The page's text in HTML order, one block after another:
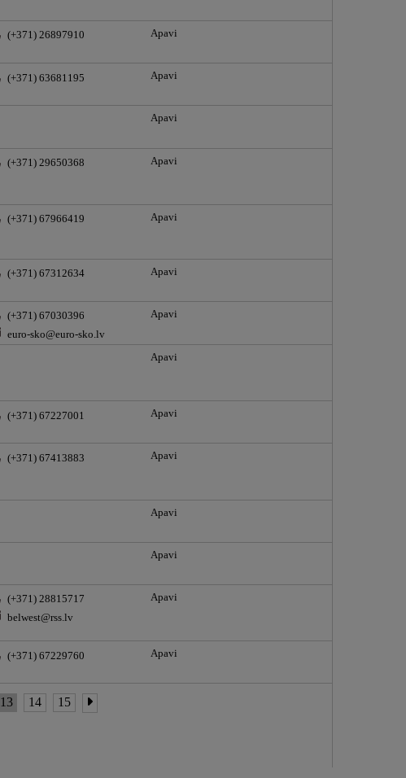
(+371) 26897910 Apavi
(+371) 63681195 Apavi
Apavi
(+371) 29650368 Apavi
(+371) 67966419 Apavi
(+371) 67312634 Apavi
(+371) 67030396
euro-sko@euro-sko.lv
Apavi
Apavi
(+371) 67227001 Apavi
(+371) 67413883 Apavi
Apavi
Apavi
(+371) 28815717
belwest@rss.lv
Apavi
(+371) 67229760 Apavi
13 14 15